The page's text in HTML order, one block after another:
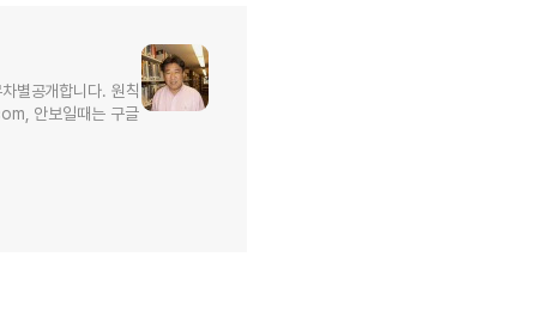
별공개합니다. 원칙
안보일때는 구글